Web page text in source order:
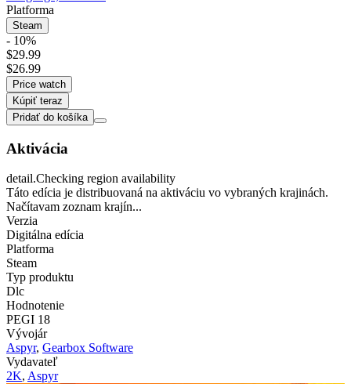
Platforma
Steam
- 10%
$29.99
$26.99
Price watch
Kúpiť teraz
Pridať do košíka
Aktivácia
detail.Checking region availability
Táto edícia je distribuovaná na aktiváciu vo vybraných krajinách.
Načítavam zoznam krajín...
Verzia
Digitálna edícia
Platforma
Steam
Typ produktu
Dlc
Hodnotenie
PEGI 18
Vývojár
Aspyr, Gearbox Software
Vydavateľ
2K, Aspyr